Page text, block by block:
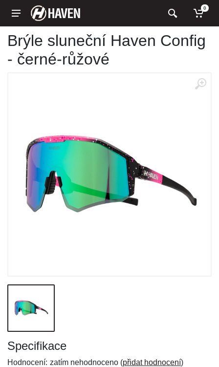
0
Brýle sluneční Haven Config
- černé-růžové
Specifikace
Hodnocení: zatím nehodnoceno (přidat hodnocení)